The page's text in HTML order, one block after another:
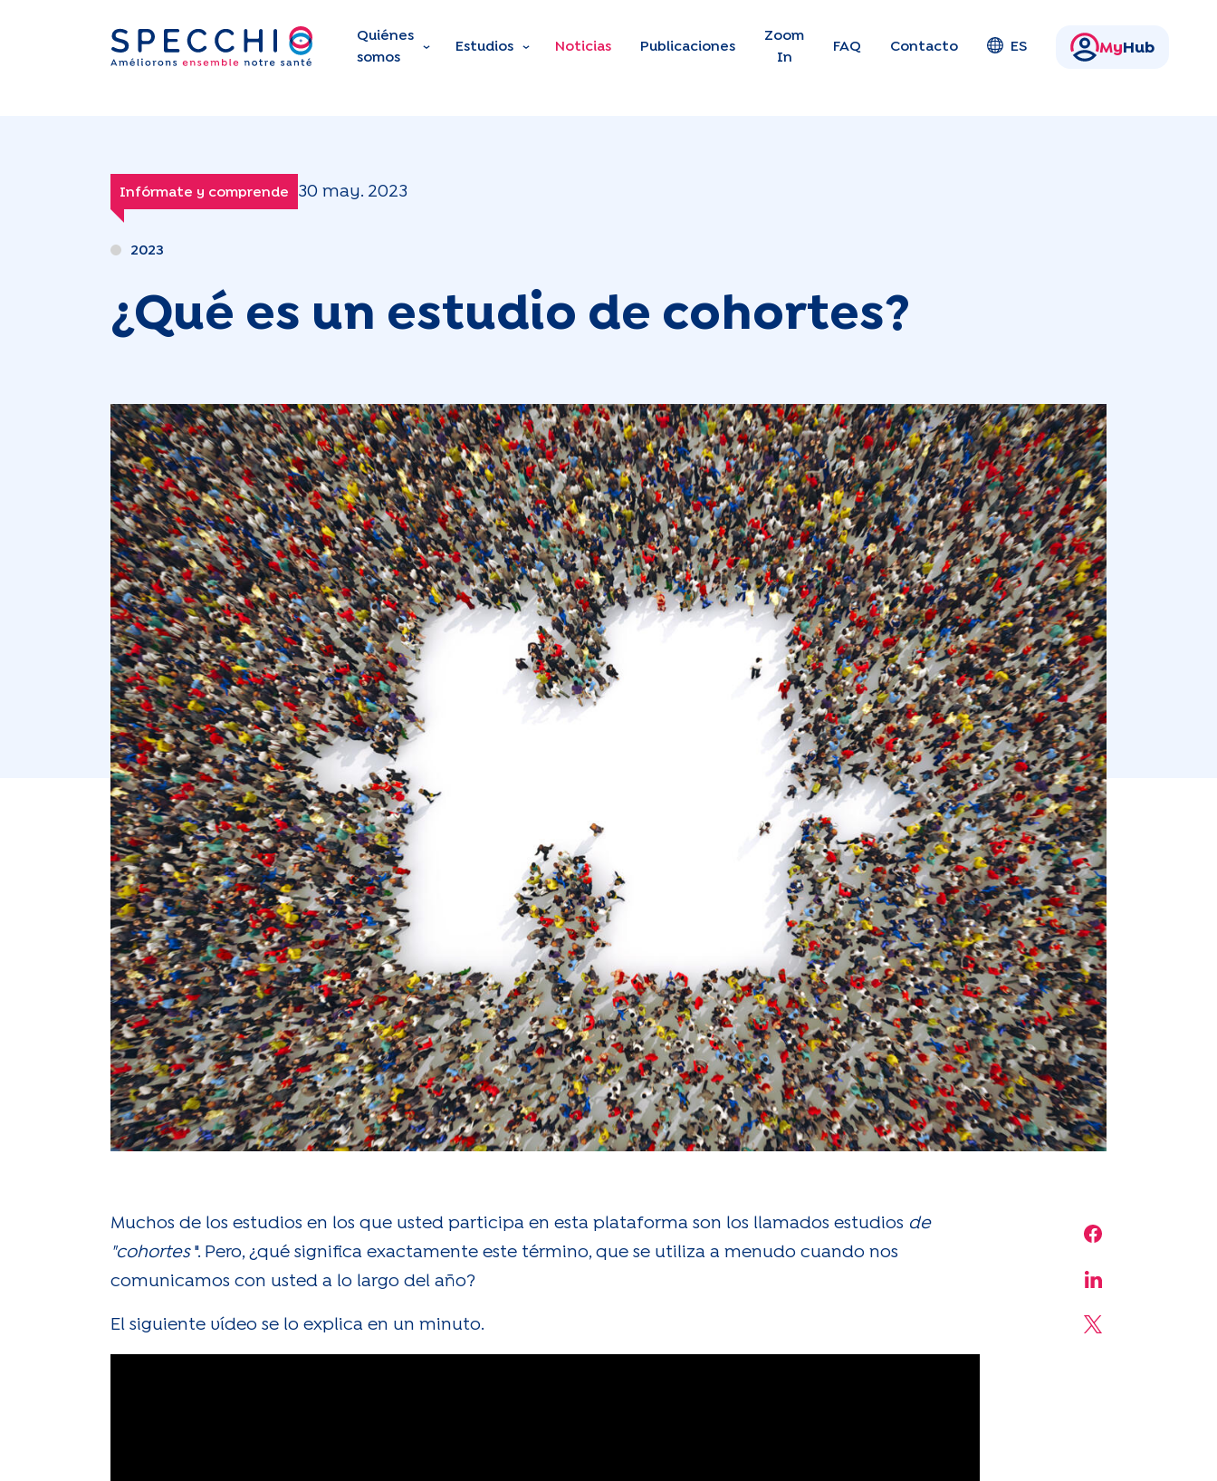
Skip to main content
Quiénes
somos
Estudios Noticias Publicaciones
Zoom
In
FAQ Contacto ES My Hub
Infórmate y comprende 30 may. 2023
2023
¿Qué es un estudio de cohortes?
Share on
Share on
Share on X
Muchos de los estudios en los que usted participa en esta plataforma son los llamados estudios de
"cohortes". Pero, ¿qué significa exactamente este término, que se utiliza a menudo cuando nos
comunicamos con usted a lo largo del año?
El siguiente vídeo se lo explica en un minuto.